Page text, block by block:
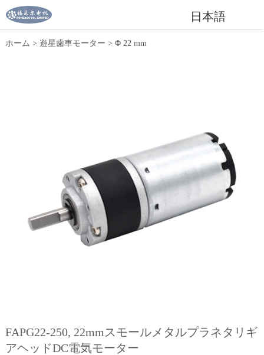
日本語
ホーム > 遊星歯車モーター > Φ 22 mm
FAPG22-250, 22mmスモールメタルプラネタリギ
アヘッドDC電気モーター